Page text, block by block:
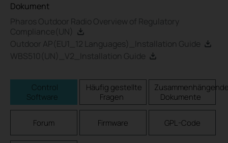
Dokument
Pharos Outdoor Radio Overview of Regulatory
Compliance(UN)
Outdoor AP(EU1_12 Languages)_Installation Guide
WBS510(UN)_V2_Installation Guide
Control
Software
Häufig gestellte
Fragen
Dokumente
Forum Firmware GPL-Code